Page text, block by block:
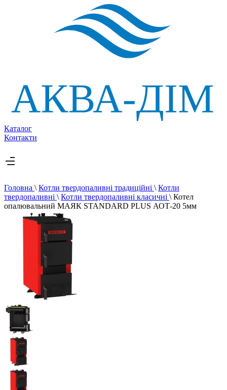
Каталог
Контакти
Головна \ Котли твердопаливні традиційні \ Котли
твердопаливні \ Котли твердопаливні класичні \ Котел
опалювальний МАЯК STANDARD PLUS АОТ-20 5мм